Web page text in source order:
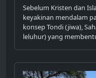
Sebelum Kristen dan
keyakinan mendalam
konsep Tondi (jiwa),
leluhur) yang